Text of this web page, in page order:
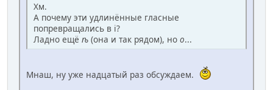
Хм.
А почему эти удлинённые гласные
попревращались в i?
Ладно ещё ѣ (она и так рядом), но o...
Мнаш, ну уже надцатый раз обсуждаем.